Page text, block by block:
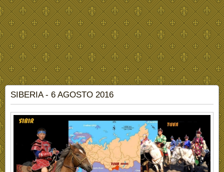
SIBERIA - 6 AGOSTO 2016